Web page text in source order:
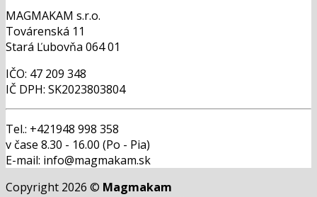
MAGMAKAM s.r.o.
Továrenská 11
Stará Ľubovňa 064 01
IČO: 47 209 348
IČ DPH: SK2023803804
Tel.: +421948 998 358
v čase 8.30 - 16.00 (Po - Pia)
E-mail: info@magmakam.sk
Copyright 2026 © Magmakam